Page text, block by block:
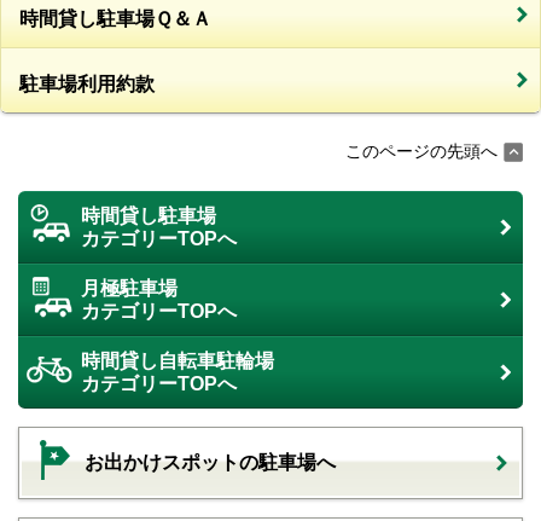
時間貸し駐車場Ｑ＆Ａ
駐車場利用約款
このページの先頭へ
時間貸し駐車場
カテゴリーTOPへ
月極駐車場
カテゴリーTOPへ
時間貸し自転車駐輪場
カテゴリーTOPへ
お出かけスポットの駐車場へ